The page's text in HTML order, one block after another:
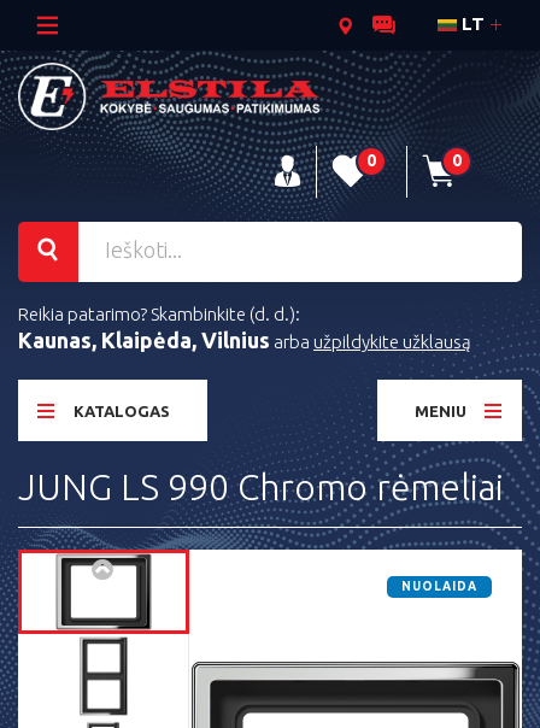
LT
0 0
Reikia patarimo? Skambinkite (d. d.):
Kaunas, Klaipėda, Vilnius arba užpildykite užklausą
KATALOGAS MENIU
JUNG LS 990 Chromo rėmeliai
NUOLAIDA